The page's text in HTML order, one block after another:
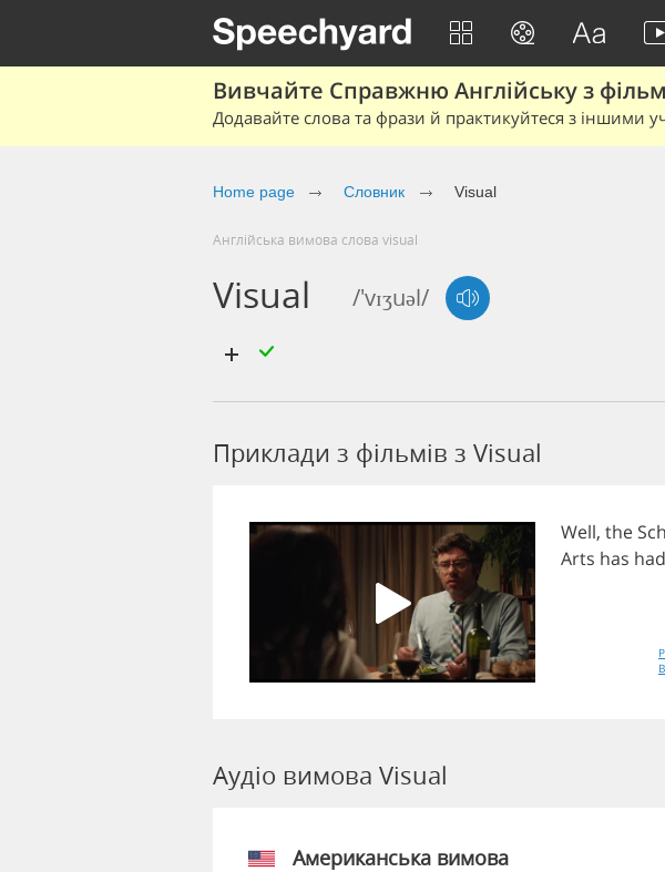
Вивчайте Справжню Англійську з
Додавайте слова та фрази й практикуйтеся з іншими
Home page Cловник Visual
Англійська вимова слова visual
Visual /'vɪʒuəl/
Приклади з фільмів з Visual
Well, the
Arts has had
Аудіо вимова Visual
Американська вимова